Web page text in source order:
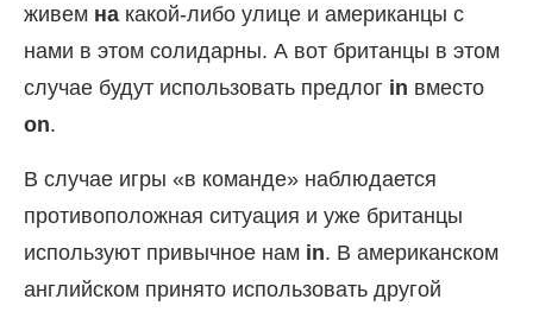
живем на какой-либо улице и американцы с
нами в этом солидарны. А вот британцы в этом
случае будут использовать предлог in вместо
on.
В случае игры «в команде» наблюдается
противоположная ситуация и уже британцы
используют привычное нам in. В американском
английском принято использовать другой